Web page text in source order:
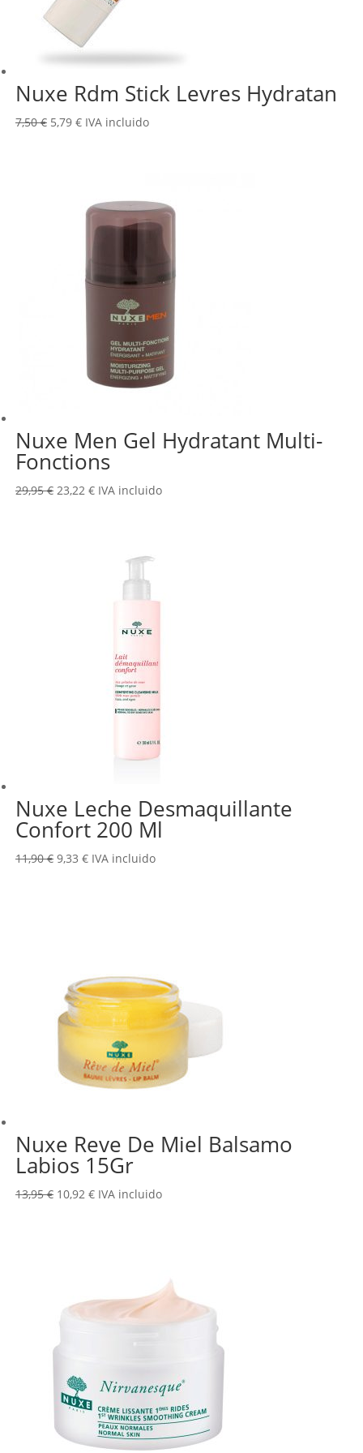
Nuxe Rdm Stick Levres Hydratan
7,50€ El
5,79 €El
5,79 €.
IVA incluido
Nuxe Men Gel Hydratant Multi-
Fonctions
29,95€ El
23,22 €ElIVA incluido
Nuxe Leche Desmaquillante
Confort 200 Ml
11,90€ El
9,33 €ElIVA incluido
Nuxe Reve De Miel Balsamo
Labios 15Gr
13,95€ El
10,92 €ElIVA incluido